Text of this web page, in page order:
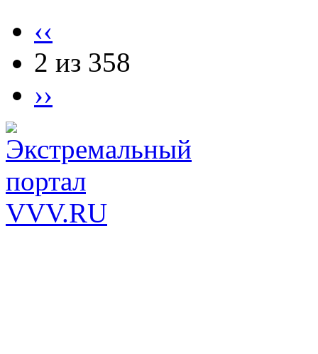
‹‹
2 из 358
››